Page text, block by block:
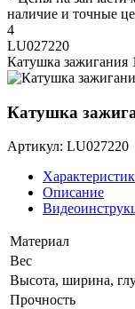
наличие и точные
4
LU027220
Катушка зажигания
Катушка
Артикул: LU027220
Описание
Материал
Вес
Высота, ширина,
Прочность